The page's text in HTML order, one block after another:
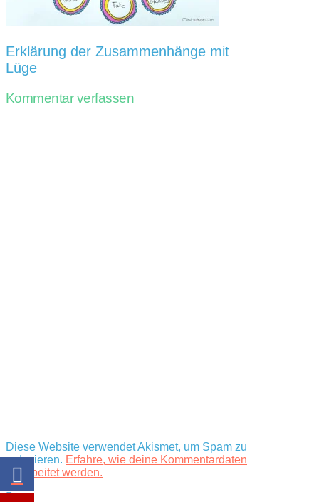
Erklärung der Zusammenhänge mit
Lüge
Kommentar verfassen
Diese Website verwendet Akismet, um Spam zu
reduzieren. Erfahre, wie deine Kommentardaten
verarbeitet werden.